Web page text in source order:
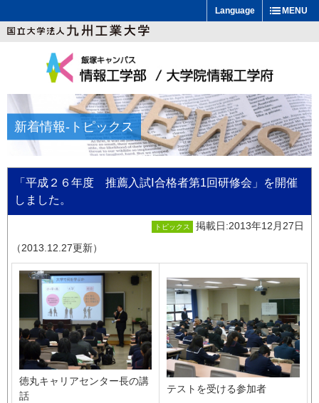
MENU
Language
新着情報-トピックス
「平成２６年度 推薦入試Ⅰ合格者第1回研修会」を開催
しました。
トピックス
掲載日:2013年12月27日
（2013.12.27更新）
徳丸キャリアセンター長の講
話
テストを受ける参加者